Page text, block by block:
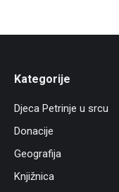
Kategorije
Djeca Petrinje u srcu
Donacije
Geografija
Knjižnica